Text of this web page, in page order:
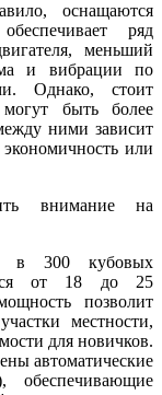
оснащаются
ряд
меньший
и вибрации по
Однако, стоит
могут быть более
ними зависит
или
внимание на
в 300 кубовых
от 18 до 25
позволит
местности,
для новичков.
автоматические
обеспечивающие